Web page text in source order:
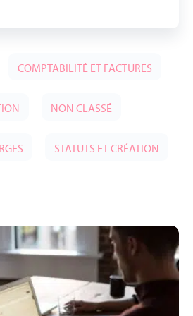
COMPTABILITÉ ET FACTURES
NON CLASSÉ
STATUTS ET CRÉATION